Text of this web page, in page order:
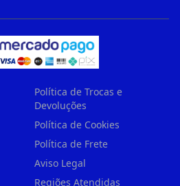
Política de Trocas e
Devoluções
Política de Cookies
Política de Frete
Aviso Legal
Regiões Atendidas